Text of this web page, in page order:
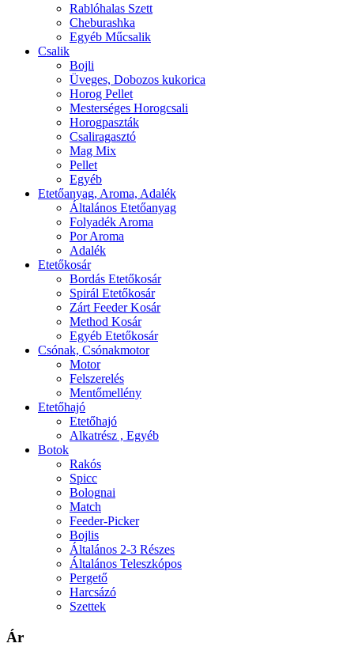
Rablóhalas Szett
Cheburashka
Egyéb Műcsalik
Csalik
Bojli
Üveges, Dobozos kukorica
Horog Pellet
Mesterséges Horogcsali
Horogpaszták
Csaliragasztó
Mag Mix
Pellet
Egyéb
Etetőanyag, Aroma, Adalék
Általános Etetőanyag
Folyadék Aroma
Por Aroma
Adalék
Etetőkosár
Bordás Etetőkosár
Spirál Etetőkosár
Zárt Feeder Kosár
Method Kosár
Egyéb Etetőkosár
Csónak, Csónakmotor
Motor
Felszerelés
Mentőmellény
Etetőhajó
Etetőhajó
Alkatrész , Egyéb
Botok
Rakós
Spicc
Bolognai
Match
Feeder-Picker
Bojlis
Általános 2-3 Részes
Általános Teleszkópos
Pergető
Harcsázó
Szettek
Ár